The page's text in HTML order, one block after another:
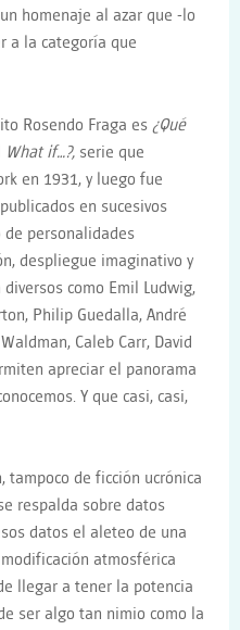
homenaje al azar que -lo
a la categoría que
Rosendo Fraga es ¿Qué
What if…?, serie que
en 1931, y luego fue
en sucesivos
de personalidades
despliegue imaginativo y
como Emil Ludwig,
Philip Guedalla, André
Caleb Carr, David
apreciar el panorama
Y que casi, casi,
tampoco de ficción ucrónica
respalda sobre datos
datos el aleteo de una
atmosférica
llegar a tener la potencia
ser algo tan nimio como la